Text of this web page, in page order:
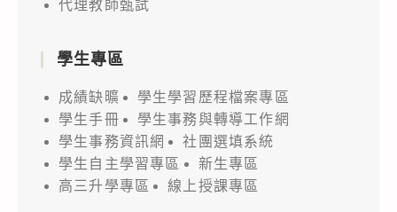
代理教師甄試
學生專區
成績缺曠
學生學習歷程檔案專區
學生手冊
學生事務與轉導工作網
學生事務資訊網
社團選填系統
學生自主學習專區
新生專區
高三升學專區
線上授課專區